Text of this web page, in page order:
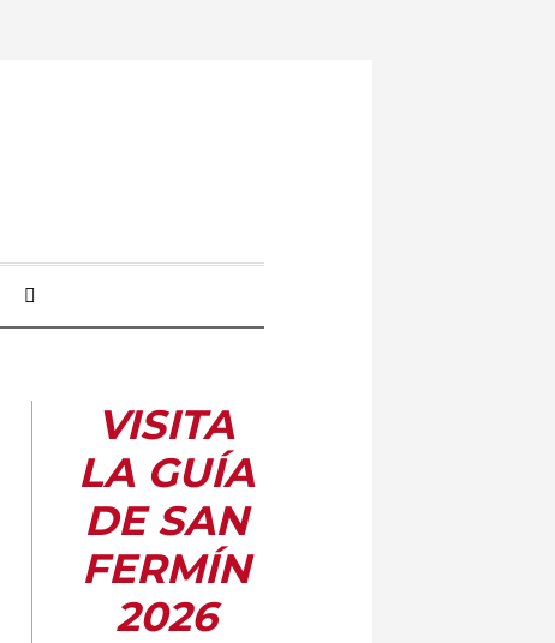
VISITA
LA GUÍA
DE SAN
FERMÍN
2026